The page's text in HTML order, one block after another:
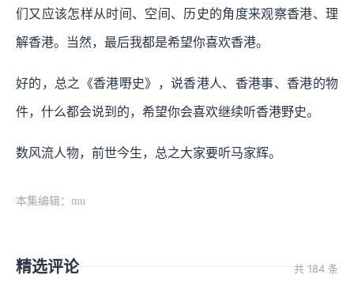
们又应该怎样从时间、空间、历史的角度来观察香港、理
解香港。当然，最后我都是希望你喜欢香港。
好的，总之《香港嘢史》，说香港人、香港事、香港的物
件，什么都会说到的，希望你会喜欢继续听香港野史。
数风流人物，前世今生，总之大家要听马家辉。
本集编辑：mu
精选评论 共 184 条